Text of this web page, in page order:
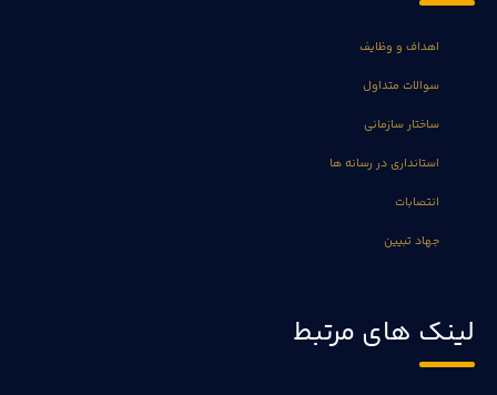
اهداف و وظایف
سوالات متداول
ساختار سازمانی
استانداری در رسانه ها
انتصابات
جهاد تبیین
لینک های مرتبط